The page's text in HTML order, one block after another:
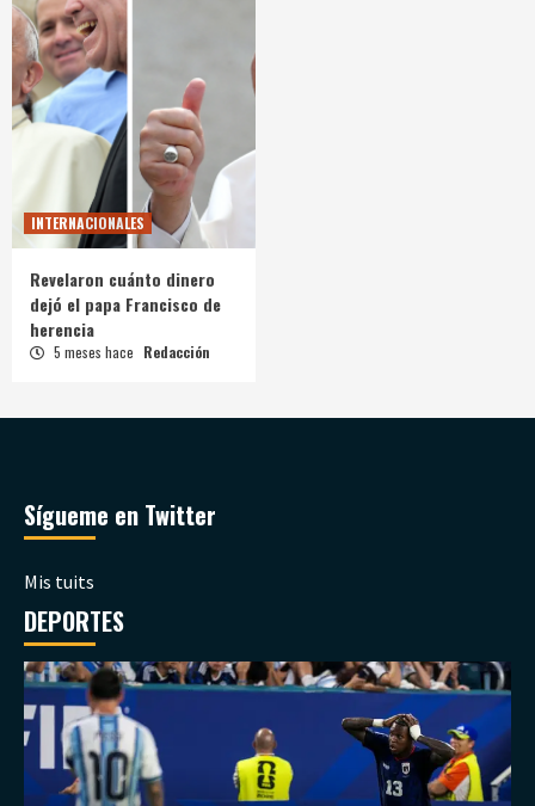
INTERNACIONALES
Revelaron cuánto dinero
dejó el papa Francisco de
herencia
5 meses hace Redacción
Sígueme en Twitter
Mis tuits
DEPORTES